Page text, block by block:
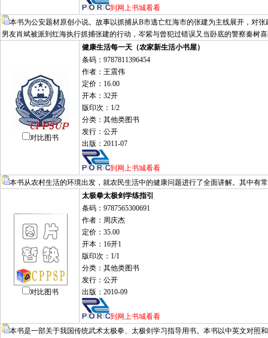
到网上书城看看
本书为公安题材原创小说。故事以抓捕从B市逃亡红海市的张建为主线展开，对
男友肖斌被派到红海执行抓捕张建的行动，岑紫与曾犯过错误又当卧底的警察秦
对比图书
健康生活每一天（农家新生活小书屋）
条码：9787811396454
作者：王震伟
定价：16.00
开本：32开
版印次：1/2
分类：其他类图书
发行：公开
出版：2011-07
到网上书城看看
本书从农村生活的环境出发，就农民生活中的健康问题进行了全面讲解。其中有
对比图书
太极拳太极剑学练指引
条码：9787565300691
作者：周庆杰
定价：35.00
开本：16开1
版印次：1/1
分类：其他类图书
发行：公开
出版：2010-09
到网上书城看看
本书是一部关于我国传统武术太极拳、太极剑学习指导用书。本书以中英文对